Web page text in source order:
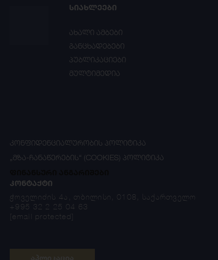
ᲡᲘᲐᲮᲚᲔᲔᲑᲘ
ახალი ამბები
განცხადებები
პუბლიკაციები
მულტიმედია
ᲙᲝᲜᲤᲘᲓᲔᲜᲪᲘᲐᲚᲣᲠᲝᲑᲘᲡ ᲞᲝᲚᲘᲢᲘᲙᲐ
„ᲛᲖᲐ-ᲩᲐᲜᲐᲬᲔᲠᲔᲑᲘᲡ“ (COOKIES) ᲞᲝᲚᲘᲢᲘᲙᲐ
ᲙᲝᲜᲢᲐᲥᲢᲘ
ჭოველიძის 4ა, თბილისი, 0108, საქართველო
+995 32 2 25 04 63
[email protected]